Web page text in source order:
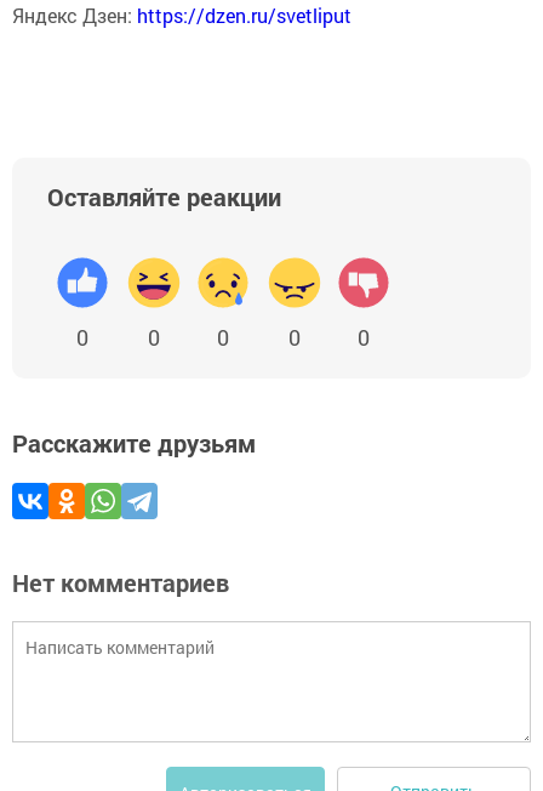
Яндекс Дзен: https://dzen.ru/svetliput
Оставляйте реакции
0 0 0 0 0
Расскажите друзьям
Нет комментариев